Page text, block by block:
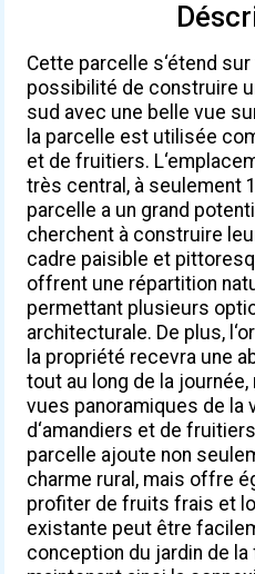
Cette parcelle s‘étend
possibilité de construire
sud avec une belle vue
la parcelle est utilisée
et de fruitiers.
très central, à seulement
parcelle a un grand
cherchent à construire
cadre paisible et
offrent une répartition
permettant plusieurs
architecturale. De plus,
la propriété recevra une
tout au long de la
vues panoramiques de la
d‘amandiers et de
parcelle ajoute non
charme rural, mais offre
profiter de fruits frais et
existante peut être
conception du jardin de